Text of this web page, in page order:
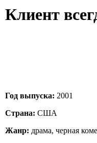
Клиент
Год выпуска: 2001
Страна: США
Жанр: драма, черная